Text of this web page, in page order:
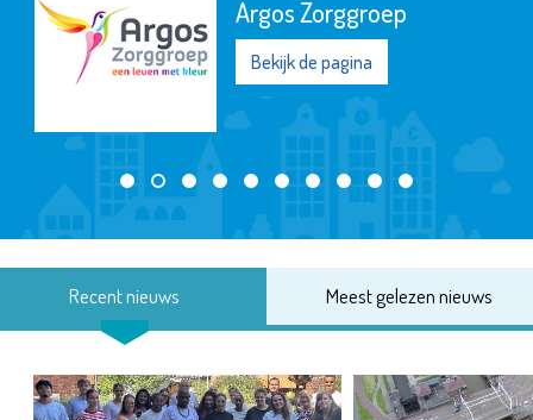
Argos Zorggroep
Bekijk de pagina
Recent nieuws Meest gelezen nieuws